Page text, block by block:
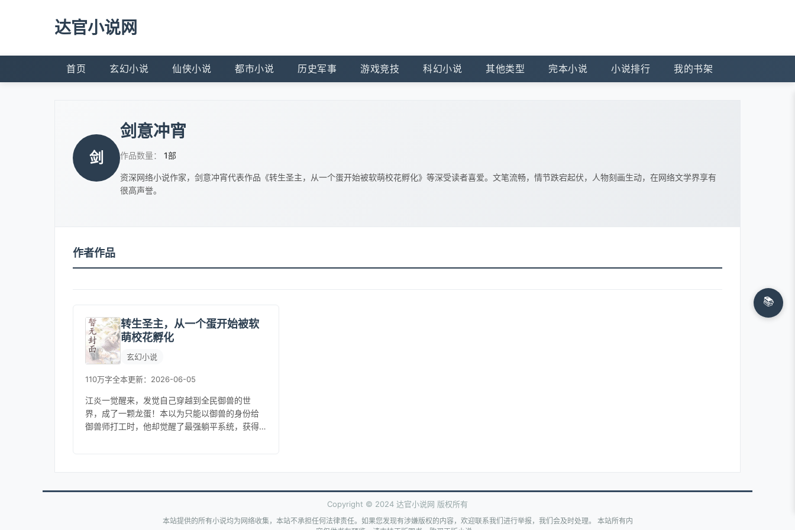
达官小说网
首页 玄幻小说 仙侠小说 都市小说 历史军事 游戏竞技 科幻小说 其他类型 完本小说 小说排行 我的书架
剑
剑意冲宵
作品数量： 1部
资深网络小说作家，剑意冲宵代表作品《转生圣主，从一个蛋开始被软萌校花孵化》等深受读者喜爱。文笔流畅，情节跌宕起伏，人物刻画生动，在网络文学界享有
很高声誉。
作者作品
转生圣主，从一个蛋开始被软
萌校花孵化
玄幻小说
110万字全本更新：2026-06-05
江炎一觉醒来，发觉自己穿越到全民御兽的世
界，成了一颗龙蛋！本以为只能以御兽的身份给
御兽师打工时，他却觉醒了最强躺平系统，获得
📚
Copyright © 2024 达官小说网 版权所有
本站提供的所有小说均为网络收集，本站不承担任何法律责任。如果您发现有涉嫌版权的内容，欢迎联系我们进行举报，我们会及时处理。 本站所有内